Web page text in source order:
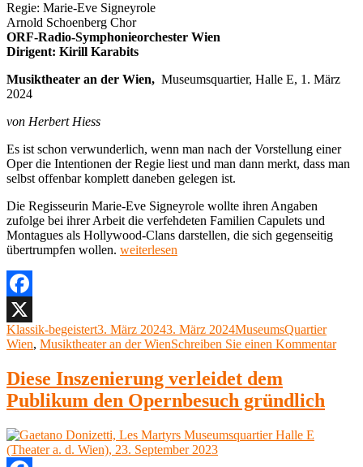
Regie: Marie-Eve Signeyrole
Arnold Schoenberg Chor
ORF-Radio-Symphonieorchester Wien
Dirigent: Kirill Karabits
Musiktheater an der Wien, Museumsquartier, Halle E, 1. März
2024
von Herbert Hiess
Es ist schon verwunderlich, wenn man nach der Vorstellung einer
Oper die Intentionen der Regie liest und man dann merkt, dass man
selbst offenbar komplett daneben gelegen ist.
Die Regisseurin Marie-Eve Signeyrole wollte ihren Angaben
zufolge bei ihrer Arbeit die verfehdeten Familien Capulets und
Montagues als Hollywood-Clans darstellen, die sich gegenseitig
übertrumpfen wollen. „Charles
Musiktheater
an
der
Museumsquartier,
Halle
E,
März
2024“
weiterlesen
Facebook
X
Autor
Klassik-begeistertVeröffentlicht
am
3. März 20243. März 2024Kategorien
MuseumsQuartier
Wien, Musiktheater an der WienSchreiben Sie einen Kommentarzu
Diese Inszenierung verleidet dem
Publikum den Opernbesuch gründlich